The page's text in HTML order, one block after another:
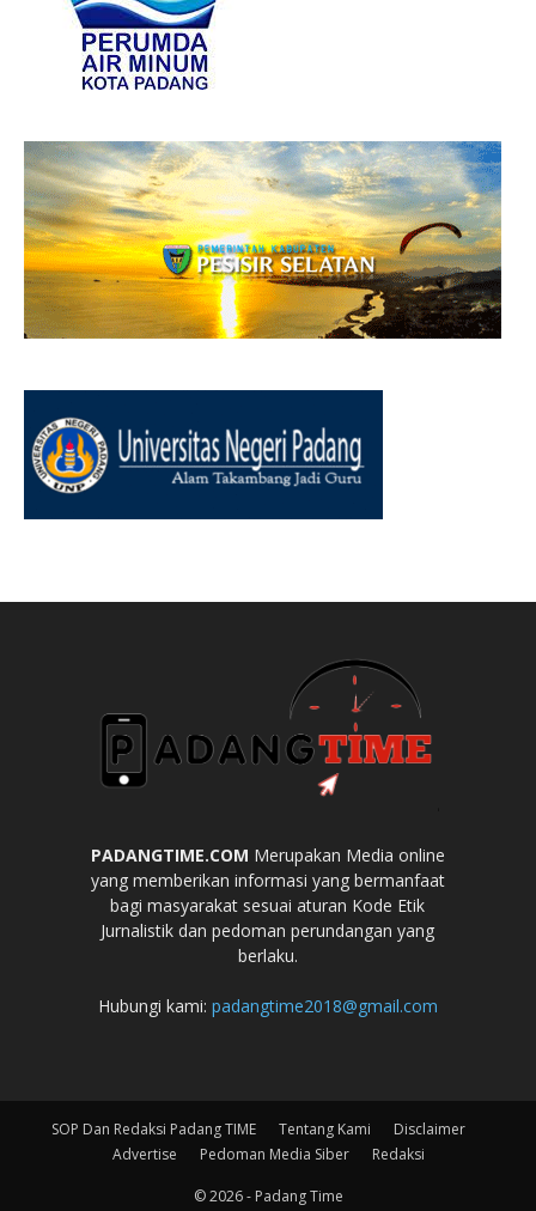
PADANGTIME.COM Merupakan Media online
yang memberikan informasi yang bermanfaat
bagi masyarakat sesuai aturan Kode Etik
Jurnalistik dan pedoman perundangan yang
berlaku.
Hubungi kami: padangtime2018@gmail.com
SOP Dan Redaksi Padang TIME Tentang Kami
Disclaimer
Advertise
Pedoman Media Siber Redaksi
© 2026 - Padang Time